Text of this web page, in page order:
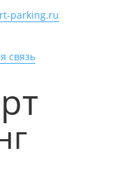
parking.ru
связь